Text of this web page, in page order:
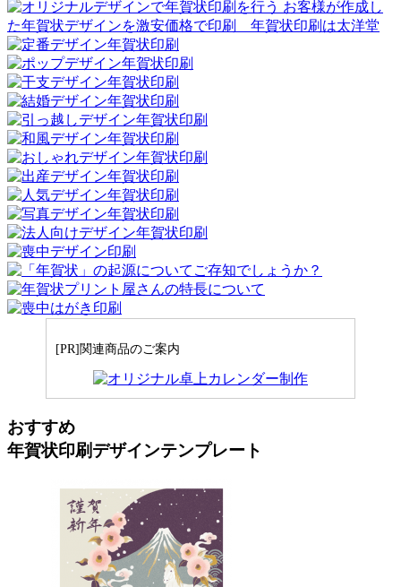
[PR]関連商品のご案内
おすすめ
年賀状印刷デザインテンプレート